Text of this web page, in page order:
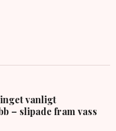
vanligt
– slipade fram vass